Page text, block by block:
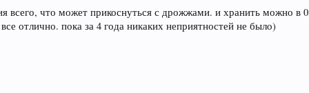
по Облаку тэгов справа. Просьба к
внизу страницы. Спасибо! С уважением,
и следить за своими сообщениями - все сообщения в спец.
- будут удалены без предупреждения (даже если несут
сложнее, просим не усложнять труд модератора. Если Вы
всего, что может прикоснуться с дрожжами. и хранить можно в
отлично. пока за 4 года никаких неприятностей не было)